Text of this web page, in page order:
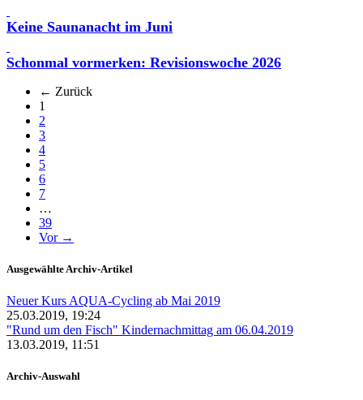
Keine Saunanacht im Juni
Schonmal vormerken: Revisionswoche 2026
← Zurück
1
2
3
4
5
6
7
…
39
Vor →
Ausgewählte Archiv-Artikel
Neuer Kurs AQUA-Cycling ab Mai 2019
25.03.2019, 19:24
"Rund um den Fisch" Kindernachmittag am 06.04.2019
13.03.2019, 11:51
Archiv-Auswahl